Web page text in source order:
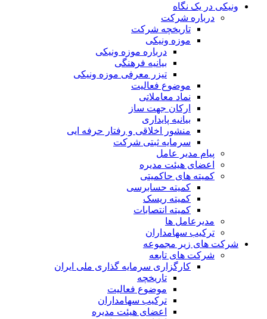
ونیکی در یک نگاه
درباره شرکت
تاریخچه شرکت
موزه ونیکی
درباره موزه ونیکی
بیانیه فرهنگی
تیزر معرفی موزه ونیکی
موضوع فعالیت
نماد معاملاتی
ارکان جهت ساز
بیانیه پایداری
منشور اخلاقی و رفتار حرفه ایی
سرمایه ثبتی شرکت
پیام مدیر عامل
اعضای هیئت مدیره
کمیته های حاکمیتی
کمیته حسابرسی
کمیته ریسک
کمیته انتصابات
مدیرعامل ها
ترکیب سهامداران
شرکت های زیر مجموعه
شرکت های تابعه
کارگزاری سرمایه گذاری ملی ایران
تاریخچه
موضوع فعالیت
ترکیب سهامداران
اعضای هیئت مدیره